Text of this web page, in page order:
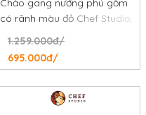
Chảo gang nướng phủ gốm
có rãnh màu đỏ Chef Studio,
đường kính 24 cm
1.259.000đ/
695.000đ/